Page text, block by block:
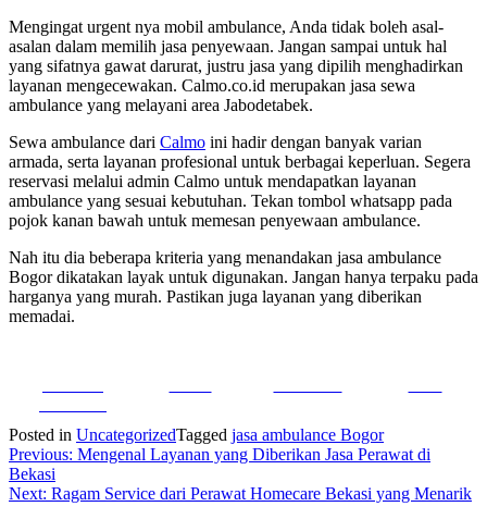
Mengingat urgent nya mobil ambulance, Anda tidak boleh asal-
asalan dalam memilih jasa penyewaan. Jangan sampai untuk hal
yang sifatnya gawat darurat, justru jasa yang dipilih menghadirkan
layanan mengecewakan. Calmo.co.id merupakan jasa sewa
ambulance yang melayani area Jabodetabek.
Sewa ambulance dari Calmo ini hadir dengan banyak varian
armada, serta layanan profesional untuk berbagai keperluan. Segera
reservasi melalui admin Calmo untuk mendapatkan layanan
ambulance yang sesuai kebutuhan. Tekan tombol whatsapp pada
pojok kanan bawah untuk memesan penyewaan ambulance.
Nah itu dia beberapa kriteria yang menandakan jasa ambulance
Bogordikatakan layak untuk digunakan. Jangan hanya terpaku pada
harganya yang murah. Pastikan juga layanan yang diberikan
memadai.
Posted in UncategorizedTagged jasa ambulance Bogor
Post
navigation
Previous: Mengenal Layanan yang Diberikan Jasa Perawat di
Bekasi
Next: Ragam Service dari Perawat Homecare Bekasi yang Menarik